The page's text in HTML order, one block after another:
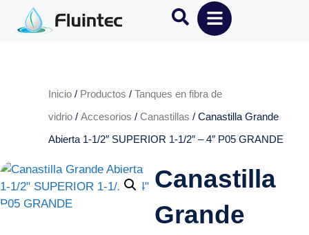
Inicio / Productos / Tanques en fibra de
vidrio / Accesorios / Canastillas / Canastilla Grande
Abierta 1-1/2″ SUPERIOR 1-1/2″ – 4″ P05 GRANDE
Canastilla
Grande